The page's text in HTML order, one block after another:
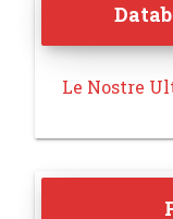
Le Nostre